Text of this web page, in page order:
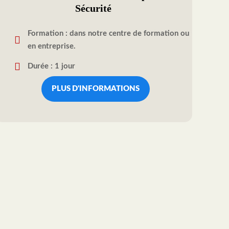
Sécurité
Formation : dans notre centre de formation ou
en entreprise.
Durée : 1 jour
PLUS D'INFORMATIONS